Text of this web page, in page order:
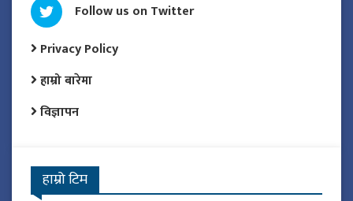
Follow us on Twitter
Privacy Policy
हाम्रो बारेमा
विज्ञापन
हाम्रो टिम